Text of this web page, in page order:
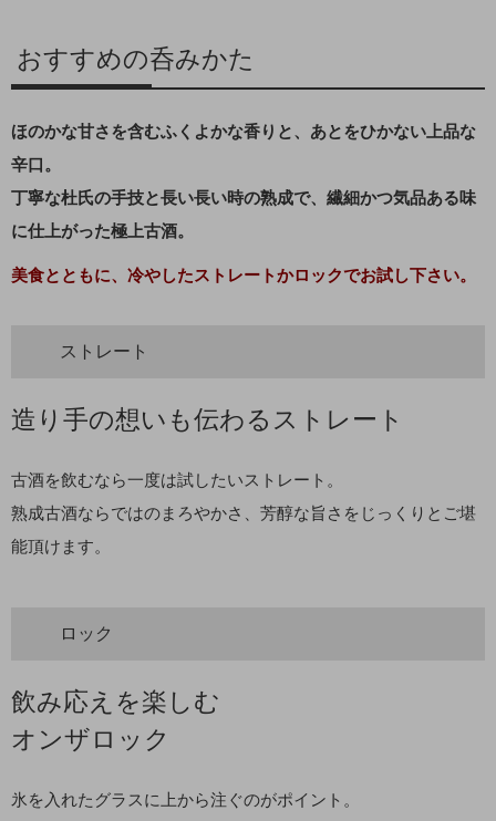
おすすめの呑みかた
ほのかな甘さを含むふくよかな香りと、あとをひかない上品な
辛口。
丁寧な杜氏の手技と長い長い時の熟成で、繊細かつ気品ある味
に仕上がった極上古酒。
美食とともに、冷やしたストレートかロックでお試し下さい。
ストレート
造り手の想いも伝わるストレート
古酒を飲むなら一度は試したいストレート。
熟成古酒ならではのまろやかさ、芳醇な旨さをじっくりとご堪
能頂けます。
ロック
飲み応えを楽しむ
オンザロック
氷を入れたグラスに上から注ぐのがポイント。